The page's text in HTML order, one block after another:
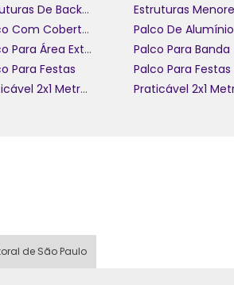
Estruturas De Backdrop Personalizadas
Palco Com Cobertura Para Festas Palco De Alumínio
Palco Para Área Externa De Eventos Palco Para Banda
Para Festas
Praticável 2x1 Metros
de São Paulo